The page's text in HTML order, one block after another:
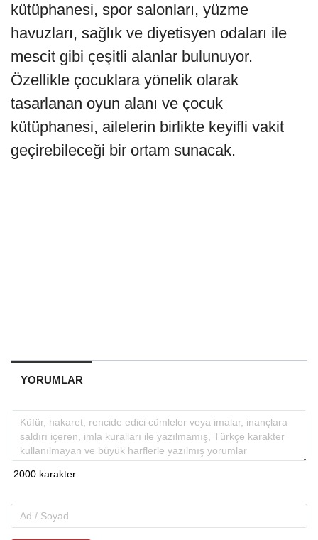
kütüphanesi, spor salonları, yüzme
havuzları, sağlık ve diyetisyen odaları ile
mescit gibi çeşitli alanlar bulunuyor.
Özellikle çocuklara yönelik olarak
tasarlanan oyun alanı ve çocuk
kütüphanesi, ailelerin birlikte keyifli vakit
geçirebileceği bir ortam sunacak.
YORUMLAR